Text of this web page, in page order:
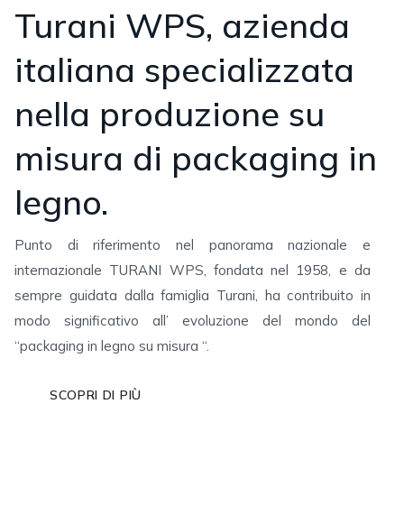
Turani WPS, azienda
italiana specializzata
nella produzione su
misura di packaging in
legno.
Punto di riferimento nel panorama nazionale e
internazionale TURANI WPS, fondata nel 1958, e da
sempre guidata dalla famiglia Turani, ha contribuito in
modo significativo all’ evoluzione del mondo del
“packaging in legno su misura “.
SCOPRI DI PIÙ